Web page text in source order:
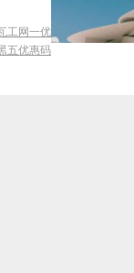
工网一优
五优惠码